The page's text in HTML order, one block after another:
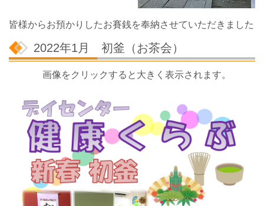
皆様からお預かりしたお賽銭を奉納させていただきました
2022年1月 初釜（お茶会）
画像をクリックすると大きく表示されます。